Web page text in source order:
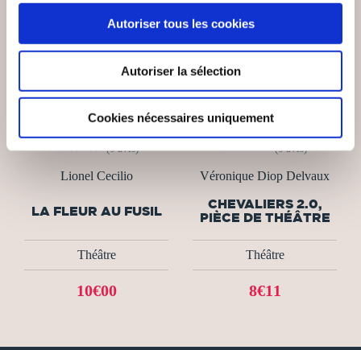
Autoriser tous les cookies
Autoriser la sélection
Cookies nécessaires uniquement
(0 avis)
Lionel Cecilio
LA FLEUR AU FUSIL
Théâtre
10€00
(0 avis)
Véronique Diop Delvaux
CHEVALIERS 2.0,
PIÈCE DE THÉÂTRE
Théâtre
8€11